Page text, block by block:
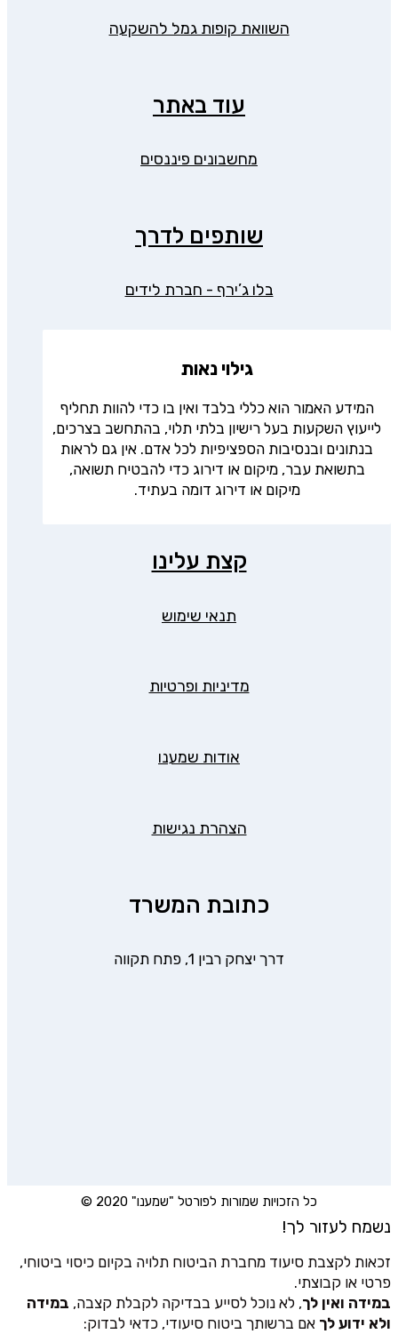
השוואת קופות גמל להשקעה
עוד באתר
מחשבונים פיננסים
שותפים לדרך
בלו ג’ירף - חברת לידים
גילוי נאות
המידע האמור הוא כללי בלבד ואין בו כדי להוות תחליף
לייעוץ השקעות בעל רישיון בלתי תלוי, בהתחשב בצרכים,
בנתונים ובנסיבות הספציפיות לכל אדם. אין גם לראות
בתשואת עבר, מיקום או דירוג כדי להבטיח תשואה,
מיקום או דירוג דומה בעתיד.
קצת עלינו
תנאי שימוש
מדיניות ופרטיות
אודות שמענו
הצהרת נגישות
כתובת המשרד
דרך יצחק רבין 1, פתח תקווה
כל הזכויות שמורות לפורטל "שמענו" 2020 ©
נשמח לעזור לך!
זכאות לקצבת סיעוד מחברת הביטוח תלויה בקיום כיסוי ביטוחי,
פרטי או קבוצתי.
במידה ואין לך, לא נוכל לסייע בבדיקה לקבלת קצבה, במידה
ולא ידוע לך אם ברשותך ביטוח סיעודי, כדאי לבדוק: